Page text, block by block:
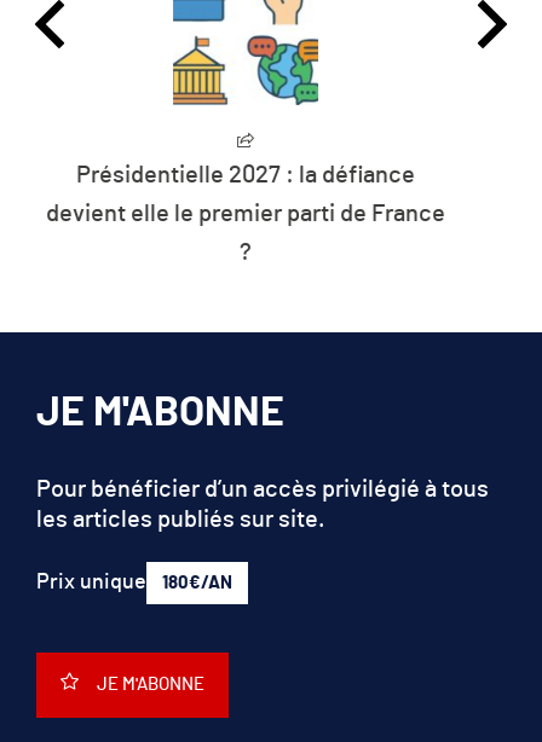
L’humanité vit désormais à crédit sur
les ressources de la planète
JE M'ABONNE
Pour bénéficier d’un accès privilégié à tous
les articles publiés sur site.
Prix unique 180€/AN
JE M'ABONNE